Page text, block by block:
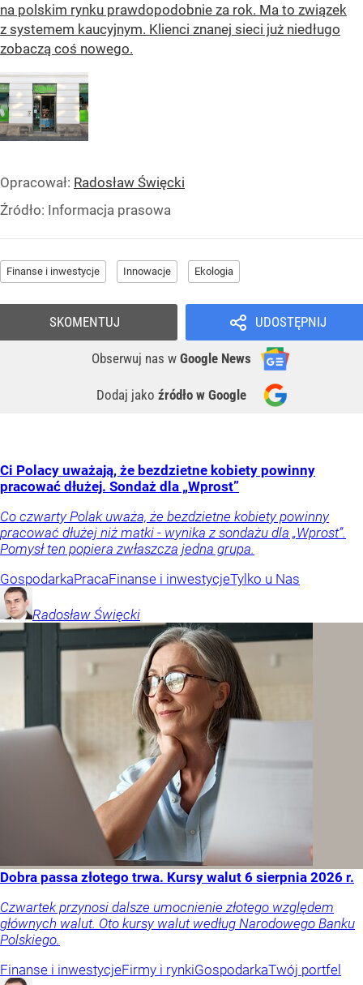
na polskim rynku prawdopodobnie za rok. Ma to związek
z systemem kaucyjnym. Klienci znanej sieci już niedługo
zobaczą coś nowego.
Opracował: Radosław Święcki
Źródło: Informacja prasowa
Finanse i inwestycje Innowacje Ekologia
UDOSTĘPNIJ
Obserwuj nas w Google News
Dodaj jako źródło w Google
SKOMENTUJ
Ci Polacy uważają, że bezdzietne kobiety powinny
pracować dłużej. Sondaż dla „Wprost”
Co czwarty Polak uważa, że bezdzietne kobiety powinny
pracować dłużej niż matki - wynika z sondażu dla „Wprost”.
Pomysł ten popiera zwłaszcza jedna grupa.
GospodarkaPracaFinanse i inwestycjeTylko u Nas
Radosław Święcki
Dobra passa złotego trwa. Kursy walut 6 sierpnia 2026 r.
Czwartek przynosi dalsze umocnienie złotego względem
głównych walut. Oto kursy walut według Narodowego Banku
Polskiego.
Finanse i inwestycjeFirmy i rynkiGospodarkaTwój portfel